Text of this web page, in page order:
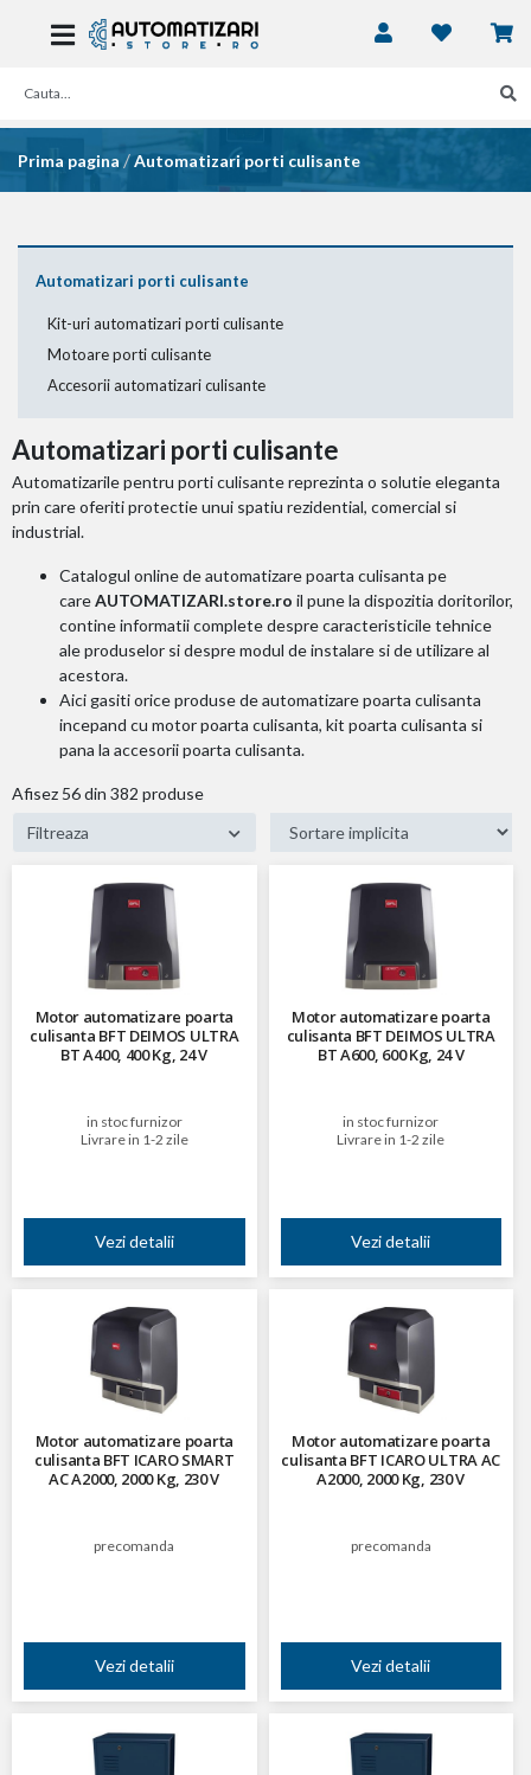
Prima pagina /Automatizari porti culisante
Automatizari porti culisante
Kit-uri automatizari porti culisante
Motoare porti culisante
Accesorii automatizari culisante
Automatizari porti culisante
Automatizarile pentru porti culisante reprezinta o solutie eleganta
prin care oferiti protectie unui spatiu rezidential, comercial si
industrial.
Catalogul online de automatizare poarta culisanta pe
careAUTOMATIZARI.store.ro il pune la dispozitia doritorilor,
contine informatii complete despre caracteristicile tehnice
ale produselor si despre modul de instalare si de utilizare al
acestora.
Aici gasiti orice produse de automatizare poarta culisanta
incepand cu motor poarta culisanta, kit poarta culisanta si
pana la accesorii poarta culisanta.
Afisez 56din 382 produse
Filtreaza
Motor automatizare poarta
culisanta BFT DEIMOS ULTRA
BT A400, 400 Kg, 24 V
in stoc furnizor
Livrare in 1-2 zile
Vezi detalii
Motor automatizare poarta
culisanta BFT DEIMOS ULTRA
BT A600, 600 Kg, 24 V
in stoc furnizor
Livrare in 1-2 zile
Vezi detalii
Motor automatizare poarta
culisanta BFT ICARO SMART
AC A2000, 2000 Kg, 230 V
precomanda
Vezi detalii
Motor automatizare poarta
culisanta BFT ICARO ULTRA AC
A2000, 2000 Kg, 230 V
precomanda
Vezi detalii